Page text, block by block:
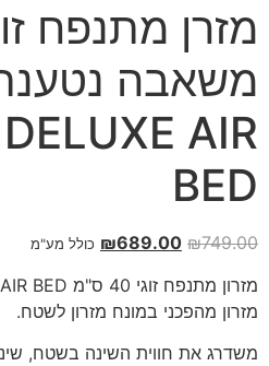
מזרן מתנפח
AIR
BED
₪749.00
₪689.00 כולל מע"מ
מזרון מהפכני במונח מזרון לשטח.
משדרג את חווית השינה בשטח,